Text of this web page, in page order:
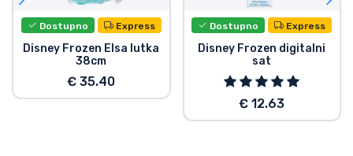
Dostupno Express
Disney Frozen Elsa lutka
38cm
€ 35.40
Dostupno Express
Disney Frozen digitalni
sat
€ 12.63